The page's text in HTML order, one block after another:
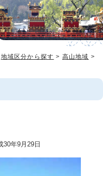
地域区分から探す > 高山地域 >
年9月29日